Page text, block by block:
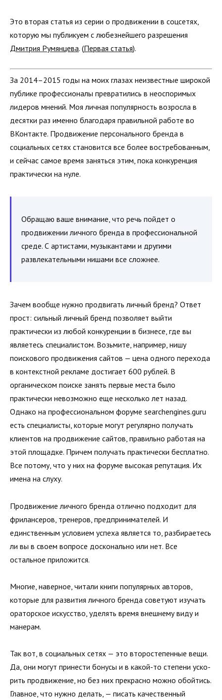
Это вторая статья из серии о продвижении в соцсетях,
которую мы публикуем с любезнейшего разрешения
Дмитрия Румянцева. (Первая статья).
За 2014–2015 годы на моих глазах неизвестные широкой
пу­блике профессионалы превратились в неоспоримых
лидеров мнений. Моя личная популярность возросла в
десятки раз именно благодаря правильной работе во
ВКонтакте. Продви­жение персонального бренда в
социальных сетях становится все более востребованным,
и сейчас самое время заняться этим, пока конкуренция
практически на нуле.
Обращаю ваше внимание, что речь пойдет о
продвижении личного бренда в профессиональной
среде. С артистами, музыкантами и другими
развлекательными нишами все сложнее.
Зачем вообще нужно продвигать личный бренд? Ответ
прост: сильный личный бренд позволяет выйти
практически из любой конкуренции в бизнесе, где вы
являетесь специали­стом. Возьмите, например, нишу
поискового продвижения сайтов — цена одного перехода
в контекстной рекламе до­стигает 600 рублей. В
органическом поиске занять первые места было
практически невозможно еще несколько лет назад.
Однако на профессиональном форуме searchengines.guru
есть специалисты, которые могут регулярно получать
клиентов на продвижение сайтов, правильно работая на
этой площадке. Причем получать практически бесплатно.
Все потому, что у них на форуме высокая репутация. Их
имена на слуху.
Продвижение личного бренда отлично подходит для
фри­лансеров, тренеров, предпринимателей. И
единственным условием успеха является то, разбираетесь
ли вы в своем вопросе досконально или нет. Все
остальное приложится.
Многие, наверное, читали книги популярных авторов,
кото­рые для развития личного бренда советуют изучать
оратор­ское искусство, уделять время внешнему виду и
манерам.
Так вот, в социальных сетях — это второстепенные вещи.
Да, они могут принести бонусы и в какой-то степени уско­
рить продвижение, но без них прекрасно можно обойтись.
Главное, что нужно делать, — писать качественный